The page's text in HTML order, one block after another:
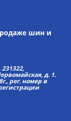
шин и
д. 1.
рег. номер в